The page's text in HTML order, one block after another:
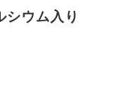
シウム入り